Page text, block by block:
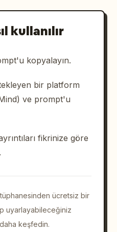
kullanılır
kopyalayın.
bir platform
ve prompt'u
fikrinize göre
ücretsiz bir
uyarlayabileceğiniz
keşfedin.